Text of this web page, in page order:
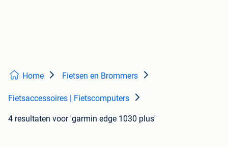
Home Fietsen en Brommers
Fietsaccessoires | Fietscomputers
4 resultaten voor 'garmin edge 1030 plus'